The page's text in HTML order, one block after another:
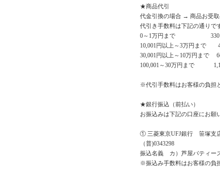
★商品代引
代金引換の場合 → 商品お受
代引き手数料は下記の通りで
0～1万円まで 330円
10,001円以上～3万円まで
30,001円以上～10万円まで
100,001～30万円まで
※代引手数料はお客様の負担
★銀行振込（前払い）
お振込みは下記の口座にお願
① 三菱東京UFJ銀行 笹塚支
（普)0343298
振込名義 カ）芦屋バティー
※振込み手数料はお客様の負